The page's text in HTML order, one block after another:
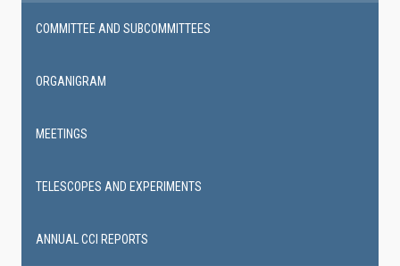
navigation
COMMITTEE AND SUBCOMMITTEES
ORGANIGRAM
MEETINGS
TELESCOPES AND EXPERIMENTS
ANNUAL CCI REPORTS